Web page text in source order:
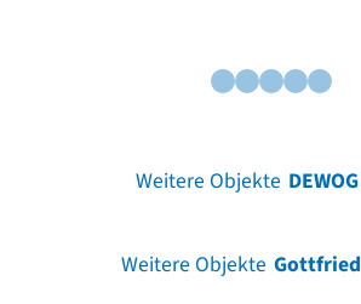
Weitere Objekte
Weitere Objekte